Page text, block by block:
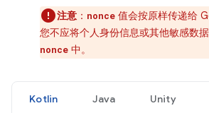
注意 ： nonce 值会按原样传递给
您不应将个人身份信息或其他敏感数
nonce 中。
Kotlin Java Unity